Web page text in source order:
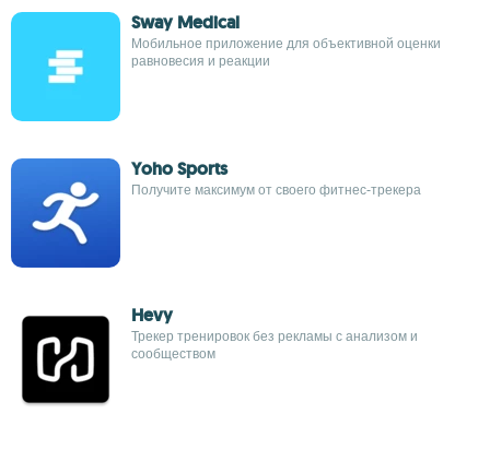
Sway Medical
Мобильное приложение для объективной оценки
равновесия и реакции
Yoho Sports
Получите максимум от своего фитнес-трекера
Hevy
Трекер тренировок без рекламы с анализом и
сообществом